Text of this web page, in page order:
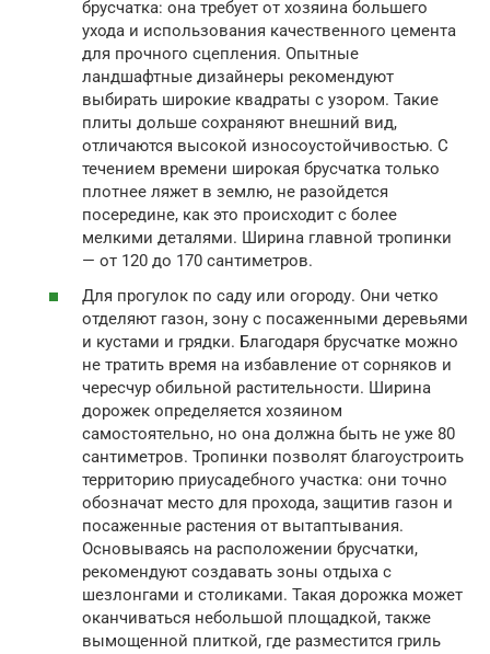
брусчатка: она требует от хозяина большего
ухода и использования качественного цемента
для прочного сцепления. Опытные
ландшафтные дизайнеры рекомендуют
выбирать широкие квадраты с узором. Такие
плиты дольше сохраняют внешний вид,
отличаются высокой износоустойчивостью. С
течением времени широкая брусчатка только
плотнее ляжет в землю, не разойдется
посередине, как это происходит с более
мелкими деталями. Ширина главной тропинки
— от 120 до 170 сантиметров.
Для прогулок по саду или огороду. Они четко
отделяют газон, зону с посаженными деревьями
и кустами и грядки. Благодаря брусчатке можно
не тратить время на избавление от сорняков и
чересчур обильной растительности. Ширина
дорожек определяется хозяином
самостоятельно, но она должна быть не уже 80
сантиметров. Тропинки позволят благоустроить
территорию приусадебного участка: они точно
обозначат место для прохода, защитив газон и
посаженные растения от вытаптывания.
Основываясь на расположении брусчатки,
рекомендуют создавать зоны отдыха с
шезлонгами и столиками. Такая дорожка может
оканчиваться небольшой площадкой, также
вымощенной плиткой, где разместится гриль